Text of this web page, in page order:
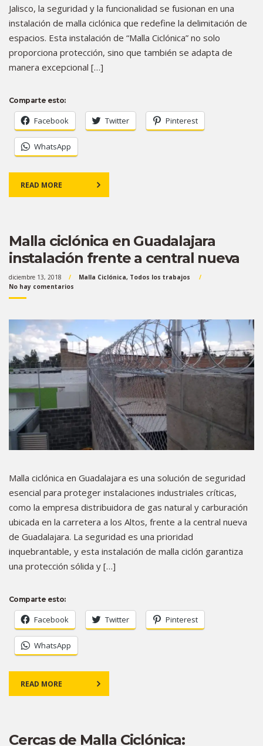
Jalisco, la seguridad y la funcionalidad se fusionan en una
instalación de malla ciclónica que redefine la delimitación de
espacios. Esta instalación de “Malla Ciclónica” no solo
proporciona protección, sino que también se adapta de
manera excepcional […]
Comparte esto:
Facebook Twitter Pinterest
WhatsApp
READ MORE
Malla ciclónica en Guadalajara
instalación frente a central nueva
diciembre 13, 2018 Malla Ciclónica, Todos los trabajos
No hay comentarios
Malla ciclónica en Guadalajara es una solución de seguridad
esencial para proteger instalaciones industriales críticas,
como la empresa distribuidora de gas natural y carburación
ubicada en la carretera a los Altos, frente a la central nueva
de Guadalajara. La seguridad es una prioridad
inquebrantable, y esta instalación de malla ciclón garantiza
una protección sólida y […]
Comparte esto:
Facebook Twitter Pinterest
WhatsApp
READ MORE
Cercas de Malla Ciclónica: